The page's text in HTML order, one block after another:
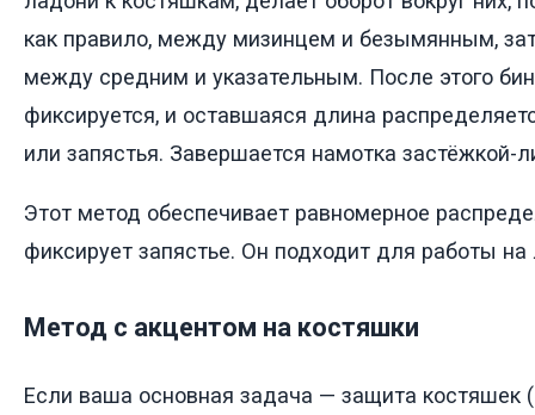
как правило, между мизинцем и безымянным,
между средним и указательным. После этого
фиксируется, и оставшаяся длина
или запястья. Завершается намотка застёжкой-
Этот метод обеспечивает равномерное
фиксирует запястье. Он подходит для работы
Метод с акцентом на костяшки
Если ваша основная задача — защита костяшек